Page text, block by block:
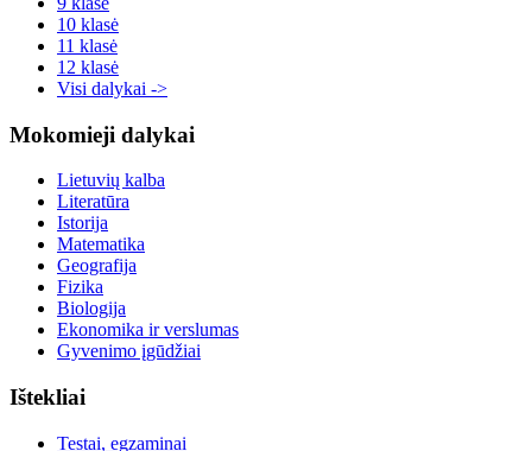
10 klasė
11 klasė
12 klasė
Visi dalykai ->
Mokomieji dalykai
Lietuvių kalba
Literatūra
Istorija
Matematika
Geografija
Fizika
Biologija
Ekonomika ir verslumas
Gyvenimo įgūdžiai
Ištekliai
Testai, egzaminai